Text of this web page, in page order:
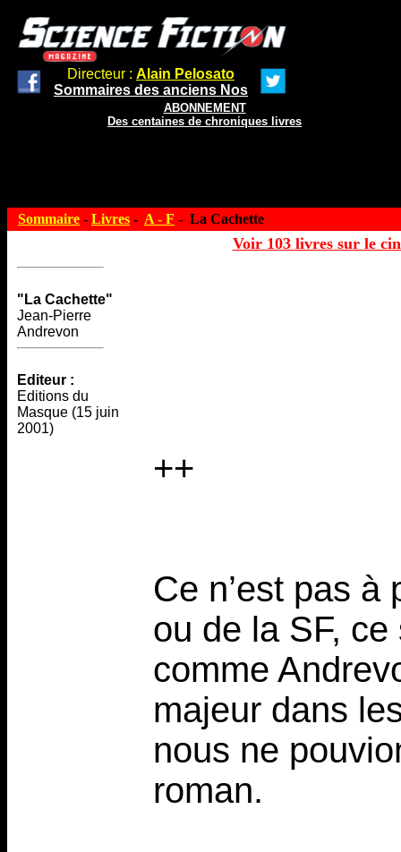
Directeur : Alain Pelosato
Sommaires des anciens Nos
ABONNEMENT
Des centaines de chroniques livres
Sommaire - Livres - A - F - La Cachette
Voir 103 livres sur le
"La Cachette"
Jean-Pierre
Andrevon
Editeur :
Editions du
Masque (15 juin
2001)
++
Ce n’est pas
ou de la SF,
comme
majeur dans
nous ne
roman.